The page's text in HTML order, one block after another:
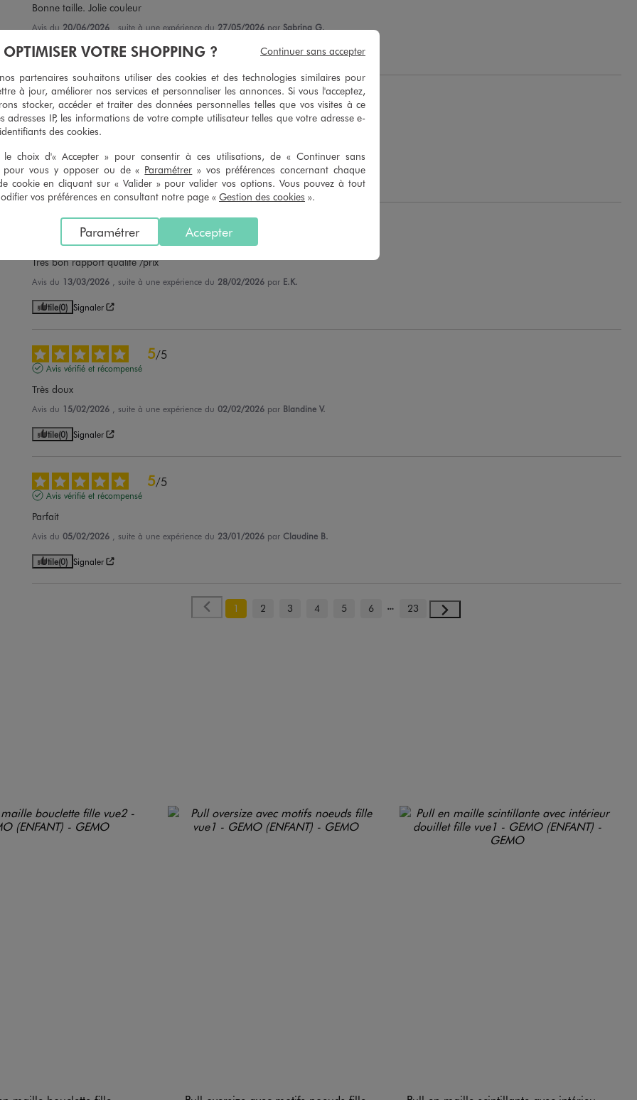
Bonne taille. Jolie couleur
Avis du20/06/2026 , suite à une expérience du27/05/2026 parSabrina G.
Utile(0) Signaler
3/5
Avis vérifié et récompensé
Joli mais trop petit.   Rendu
Avis du 08/04/2026 , suite à une expérience du26/03/2026 par Liliane C.
Utile (0) Signaler
Avis vérifié et récompensé
Très bon rapport qualité /prix
Avis du 13/03/2026 , suite à une expérience du 28/02/2026 par E.K.
Utile(0) Signaler
5/5
Avis vérifié et récompensé
Très doux
Avis du 15/02/2026 , suite à une expérience du 02/02/2026 par Blandine V.
Utile(0) Signaler
5/5
Avis vérifié et récompensé
Parfait
Avis du 05/02/2026 , suite à une expérience du 23/01/2026 par Claudine B.
Utile(0) Signaler
1 2 3 4 5 6 23
OPTIMISER VOTRE SHOPPING ?
partenaires souhaitons utiliser des cookies et des technologies similaires pour
à jour, améliorer nos services et personnaliser les annonces. Si vous l'acceptez,
stocker, accéder et traiter des données personnelles telles que vos visites à ce
adresses IP, les informations de votre compte utilisateur telles que votre adresse e-
des cookies.
le choix d'« Accepter » pour consentir à ces utilisations, de « Continuer sans
pour vous y opposer ou de « Paramétrer » vos préférences concernant chaque
cookie en cliquant sur « Valider » pour valider vos options. Vous pouvez à tout
vos préférences en consultant notre page « Gestion des cookies ».
Accepter
Paramétrer
Continuer sans accepter